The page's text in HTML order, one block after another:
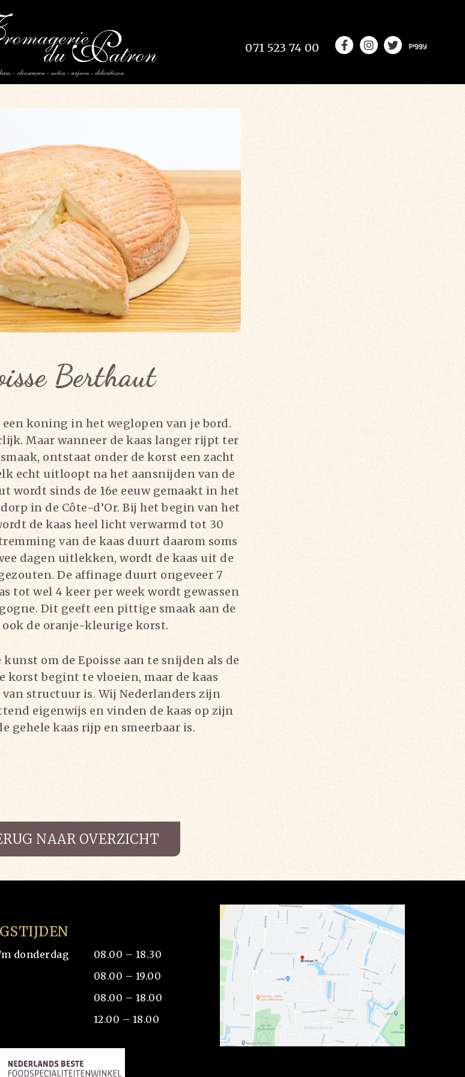
071 523 74 00
Berthaut
koning in het weglopen van je bord.
Maar wanneer de kaas langer rijpt ter
ontstaat onder de korst een zacht
echt uitloopt na het aansnijden van de
wordt sinds de 16e eeuw gemaakt in het
in de Côte-d’Or. Bij het begin van het
de kaas heel licht verwarmd tot 30
van de kaas duurt daarom soms
dagen uitlekken, wordt de kaas uit de
De affinage duurt ongeveer 7
tot wel 4 keer per week wordt gewassen
Dit geeft een pittige smaak aan de
ook de oranje-kleurige korst.
om de Epoisse aan te snijden als de
korst begint te vloeien, maar de kaas
structuur is. Wij Nederlanders zijn
eigenwijs en vinden de kaas op zijn
gehele kaas rijp en smeerbaar is.
NAAR OVERZICHT
donderdag
08.00 – 18.30
08.00 – 19.00
08.00 – 18.00
12.00 – 18.00